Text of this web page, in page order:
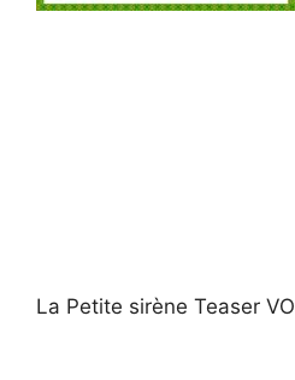
La Petite sirène Teaser VO